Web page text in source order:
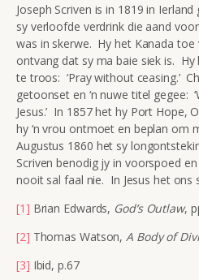
Joseph Scriven is in 1819 in
sy verloofde verdrink die aand
was in skerwe. Hy het Kanada
ontvang dat sy ma baie siek is. Hy
te troos: ‘Pray without ceasing.’
getoonset en ‘n nuwe titel gegee:
Jesus.’ In 1857 het hy Port Hope,
hy ‘n vrou ontmoet en beplan om
Augustus 1860 het sy
Scriven benodig jy in voorspoed
nooit sal faal nie. In Jesus het ons
[1] Brian Edwards, God’s Outlaw,
[2] Thomas Watson,A Body of
[3] Ibid, p.67